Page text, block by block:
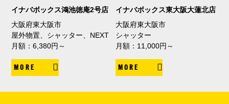
イナバボックス鴻池徳庵2号店
大阪府東大阪市
屋外物置、シャッター、NEXT
月額：6,380円～
MORE
イナバボックス東大阪大蓮北店
大阪府東大阪市
シャッター
月額：11,000円～
MORE